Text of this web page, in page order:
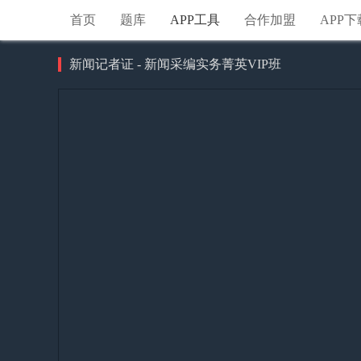
首页 题库 APP工具 合作加盟 APP下
新闻记者证 - 新闻采编实务菁英VIP班